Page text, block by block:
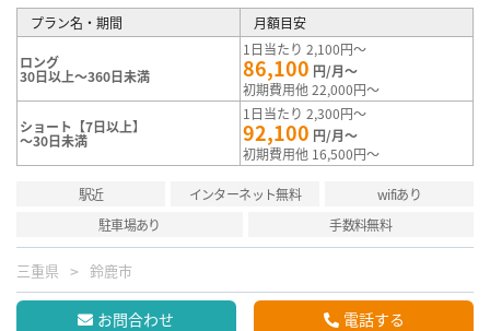
プラン名・期間 月額目安
ロング
30日以上～360日未満
1日当たり 2,100円～
86,100 円/月～
初期費用他 22,000円～
ショート【7日以上】
～30日未満
1日当たり 2,300円～
92,100 円/月～
初期費用他 16,500円～
駅近 インターネット無料
wifiあり
駐車場あり
手数料無料
三重県 鈴鹿市
お問合わせ 電話する